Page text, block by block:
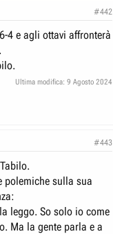
#442
4 e agli ottavi affronterà
Ultima modifica: 9 Agosto 2024
#443
polemiche sulla sua
leggo. So solo io come
Ma la gente parla e a